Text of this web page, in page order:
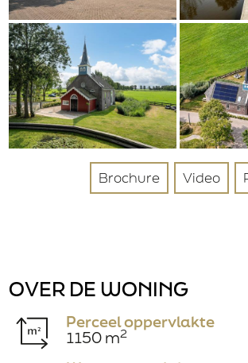
Nee
Gegevens
Bedrijfsnaam
Postcode
Brochure Video
OVER DE WONING
Perceel oppervlakte
1150 m2